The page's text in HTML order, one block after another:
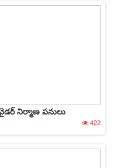
నిర్మాణ పనులు
422